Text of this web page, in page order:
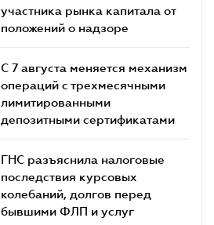
участника рынка капитала от
положений о надзоре
С 7 августа меняется механизм
операций с трехмесячными
лимитированными
депозитными сертификатами
ГНС разъяснила налоговые
последствия курсовых
колебаний, долгов перед
бывшими ФЛП и услуг